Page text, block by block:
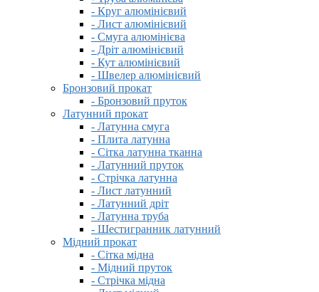
- Круг алюмінієвий
- Лист алюмінієвий
- Смуга алюмінієва
- Дріт алюмінієвий
- Кут алюмінієвий
- Швелер алюмінієвий
Бронзовий прокат
- Бронзовий пруток
Латунний прокат
- Латунна смуга
- Плита латунна
- Сітка латунна тканна
- Латунний пруток
- Стрічка латунна
- Лист латунний
- Латунний дріт
- Латунна труба
- Шестигранник латунний
Мідний прокат
- Сітка мідна
- Мідний пруток
- Стрічка мідна